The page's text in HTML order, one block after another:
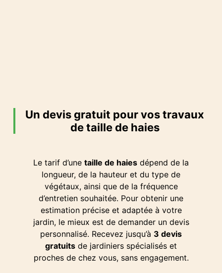
Un devis gratuit pour vos travaux
de taille de haies
Le tarif d’une taille de haies dépend de la
longueur, de la hauteur et du type de
végétaux, ainsi que de la fréquence
d’entretien souhaitée. Pour obtenir une
estimation précise et adaptée à votre
jardin, le mieux est de demander un devis
personnalisé. Recevez jusqu’à 3 devis
gratuits de jardiniers spécialisés et
proches de chez vous, sans engagement.